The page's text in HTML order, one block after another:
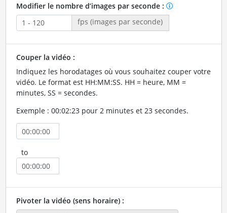
Modifier le nombre d’images par seconde :
fps (images par seconde)
Couper la vidéo :
Indiquez les horodatages où vous souhaitez couper votre
vidéo. Le format est HH:MM:SS. HH = heure, MM =
minutes, SS = secondes.
Exemple : 00:02:23 pour 2 minutes et 23 secondes.
to
Pivoter la vidéo (sens horaire) :